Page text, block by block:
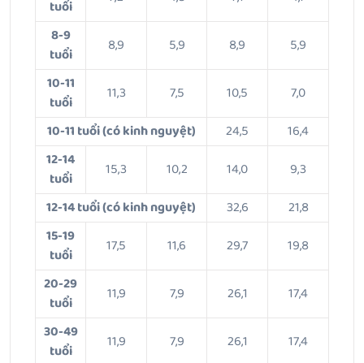
tuổi
8-9
tuổi
8,9 5,9 8,9
5,9
10-11
tuổi
11,3 7,5 10,5
7,0
10-11 tuổi (có kinh nguyệt)
24,5
16,4
12-14
tuổi
15,3 10,2 14,0
9,3
12-14 tuổi (có kinh nguyệt)
32,6
21,8
15-19
tuổi
17,5 11,6 29,7
19,8
20-29
tuổi
11,9 7,9 26,1
17,4
30-49
tuổi
11,9 7,9 26,1
17,4